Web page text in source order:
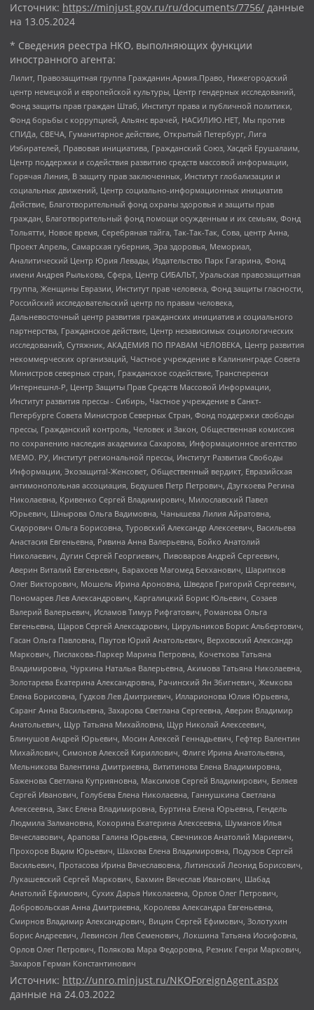
Источник: https://minjust.gov.ru/ru/documents/7756/ данные
на 13.05.2024
* Сведения реестра НКО, выполняющих функции
иностранного агента:
Лилит, Правозащитная группа Гражданин.Армия.Право, Нижегородский
центр немецкой и европейской культуры, Центр гендерных исследований,
Фонд защиты прав граждан Штаб, Институт права и публичной политики,
Фонд борьбы с коррупцией, Альянс врачей, НАСИЛИЮ.НЕТ, Мы против
СПИДа, СВЕЧА, Гуманитарное действие, Открытый Петербург, Лига
Избирателей, Правовая инициатива, Гражданский Союз, Хасдей Ерушалаим,
Центр поддержки и содействия развитию средств массовой информации,
Горячая Линия, В защиту прав заключенных, Институт глобализации и
социальных движений, Центр социально-информационных инициатив
Действие, Благотворительный фонд охраны здоровья и защиты прав
граждан, Благотворительный фонд помощи осужденным и их семьям, Фонд
Тольятти, Новое время, Серебряная тайга, Так-Так-Так, Сова, центр Анна,
Проект Апрель, Самарская губерния, Эра здоровья, Мемориал,
Аналитический Центр Юрия Левады, Издательство Парк Гагарина, Фонд
имени Андрея Рылькова, Сфера, Центр СИБАЛЬТ, Уральская правозащитная
группа, Женщины Евразии, Институт прав человека, Фонд защиты гласности,
Российский исследовательский центр по правам человека,
Дальневосточный центр развития гражданских инициатив и социального
партнерства, Гражданское действие, Центр независимых социологических
исследований, Сутяжник, АКАДЕМИЯ ПО ПРАВАМ ЧЕЛОВЕКА, Центр развития
некоммерческих организаций, Частное учреждение в Калининграде Совета
Министров северных стран, Гражданское содействие, Трансперенси
Интернешнл-Р, Центр Защиты Прав Средств Массовой Информации,
Институт развития прессы - Сибирь, Частное учреждение в Санкт-
Петербурге Совета Министров Северных Стран, Фонд поддержки свободы
прессы, Гражданский контроль, Человек и Закон, Общественная комиссия
по сохранению наследия академика Сахарова, Информационное агентство
МЕМО. РУ, Институт региональной прессы, Институт Развития Свободы
Информации, Экозащита!-Женсовет, Общественный вердикт, Евразийская
антимонопольная ассоциация, Бедушев Петр Петрович, Дзугкоева Регина
Николаевна, Кривенко Сергей Владимирович, Милославский Павел
Юрьевич, Шнырова Ольга Вадимовна, Чанышева Лилия Айратовна,
Сидорович Ольга Борисовна, Туровский Александр Алексеевич, Васильева
Анастасия Евгеньевна, Ривина Анна Валерьевна, Бойко Анатолий
Николаевич, Дугин Сергей Георгиевич, Пивоваров Андрей Сергеевич,
Аверин Виталий Евгеньевич, Барахоев Магомед Бекханович, Шарипков
Олег Викторович, Мошель Ирина Ароновна, Шведов Григорий Сергеевич,
Пономарев Лев Александрович, Каргалицкий Борис Юльевич, Созаев
Валерий Валерьевич, Исламов Тимур Рифгатович, Романова Ольга
Евгеньевна, Щаров Сергей Алексадрович, Цирульников Борис Альбертович,
Гасан Ольга Павловна, Паутов Юрий Анатольевич, Верховский Александр
Маркович, Пислакова-Паркер Марина Петровна, Кочеткова Татьяна
Владимировна, Чуркина Наталья Валерьевна, Акимова Татьяна Николаевна,
Золотарева Екатерина Александровна, Рачинский Ян Збигневич, Жемкова
Елена Борисовна, Гудков Лев Дмитриевич, Илларионова Юлия Юрьевна,
Саранг Анна Васильевна, Захарова Светлана Сергеевна, Аверин Владимир
Анатольевич, Щур Татьяна Михайловна, Щур Николай Алексеевич,
Блинушов Андрей Юрьевич, Мосин Алексей Геннадьевич, Гефтер Валентин
Михайлович, Симонов Алексей Кириллович, Флиге Ирина Анатольевна,
Мельникова Валентина Дмитриевна, Вититинова Елена Владимировна,
Баженова Светлана Куприяновна, Максимов Сергей Владимирович, Беляев
Сергей Иванович, Голубева Елена Николаевна, Ганнушкина Светлана
Алексеевна, Закс Елена Владимировна, Буртина Елена Юрьевна, Гендель
Людмила Залмановна, Кокорина Екатерина Алексеевна, Шуманов Илья
Вячеславович, Арапова Галина Юрьевна, Свечников Анатолий Мариевич,
Прохоров Вадим Юрьевич, Шахова Елена Владимировна, Подузов Сергей
Васильевич, Протасова Ирина Вячеславовна, Литинский Леонид Борисович,
Лукашевский Сергей Маркович, Бахмин Вячеслав Иванович, Шабад
Анатолий Ефимович, Сухих Дарья Николаевна, Орлов Олег Петрович,
Добровольская Анна Дмитриевна, Королева Александра Евгеньевна,
Смирнов Владимир Александрович, Вицин Сергей Ефимович, Золотухин
Борис Андреевич, Левинсон Лев Семенович, Локшина Татьяна Иосифовна,
Орлов Олег Петрович, Полякова Мара Федоровна, Резник Генри Маркович,
Захаров Герман Константинович
Источник: http://unro.minjust.ru/NKOForeignAgent.aspx
данные на 24.03.2022